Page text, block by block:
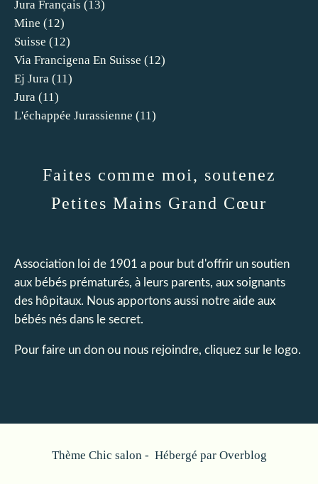
Jura Français (13)
Mine (12)
Suisse (12)
Via Francigena En Suisse (12)
Ej Jura (11)
Jura (11)
L'échappée Jurassienne (11)
Faites comme moi, soutenez
Petites Mains Grand Cœur
Association loi de 1901 a pour but d'offrir un soutien
aux bébés prématurés, à leurs parents, aux soignants
des hôpitaux. Nous apportons aussi notre aide aux
bébés nés dans le secret.
Pour faire un don ou nous rejoindre, cliquez sur le logo.
Thème Chic salon - Hébergé par Overblog